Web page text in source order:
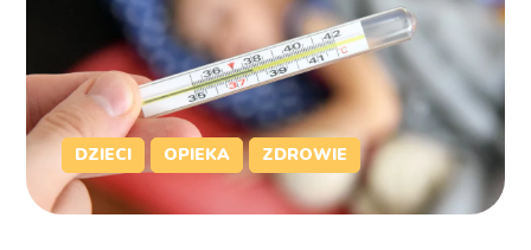
DZIECI OPIEKA ZDROWIE